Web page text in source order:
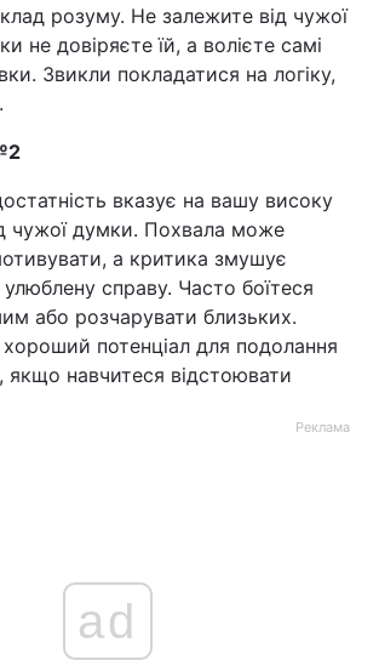
розуму. Не залежите від чужої
не довіряєте їй, а волієте самі
Звикли покладатися на логіку,
вказує на вашу високу
чужої думки. Похвала може
а критика змушує
улюблену справу. Часто боїтеся
або розчарувати близьких.
потенціал для подолання
якщо навчитеся відстоювати
Реклама
ad